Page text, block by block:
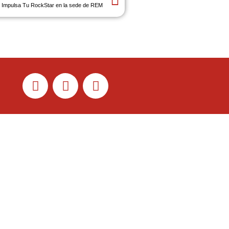
Impulsa Tu RockStar en la sede de REM